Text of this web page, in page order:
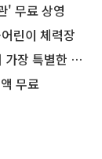
' 무료 상영
린이 체력장
편의점의 정체
무료